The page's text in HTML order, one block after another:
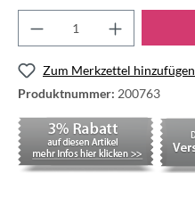
Zum Merkzettel hinzufügen
Produktnummer: 200763